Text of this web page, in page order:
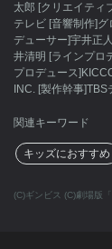
太郎 [クリエイティ
テレビ [音響制作]
デューサー]宇井正
井清明 [ラインプロ
プロデュース
INC. [製作幹事
関連キーワード
キッズにおすすめ
(C)ギンビス (C)劇場版